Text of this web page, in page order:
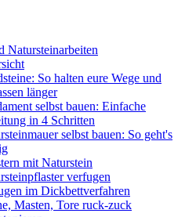
Natursteinarbeiten
So halten eure Wege und
länger
selbst bauen: Einfache
in 4 Schritten
selbst bauen: So geht's
mit Naturstein
verfugen
im Dickbettverfahren
Masten, Tore ruck-zuck